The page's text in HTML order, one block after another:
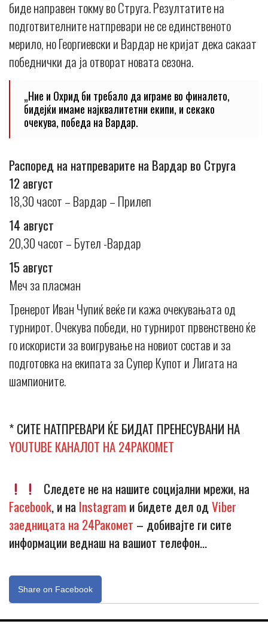
биде направен токму во Струга. Резултатите на
подготвителните натпревари не се единственото
мерило, но Георгиевски и Вардар не кријат дека сакаат
победнички да ја отворат новата сезона.
„Ние и Охрид би требало да играме во финалето,
бидејќи имаме најквалитетни екипи, и секако
очекува, победа на Вардар.
Распоред на натпреварите на Вардар во Струга
12 август
18,30 часот – Вардар – Прилеп
14 август
20,30 часот – Бутел -Вардар
15 август
Меч за пласман
Тренерот Иван Чупиќ веќе ги кажа очекувањата од
турнирот. Очекува победи, но турнирот првенствено ќе
го искористи за воигрување на новиот состав и за
подготовка на екипата за Супер Купот и Лигата на
шампионите.
* СИТЕ НАТПРЕВАРИ ЌЕ БИДАТ ПРЕНЕСУВАНИ НА
YOUTUBE КАНАЛОТ НА 24РАКОМЕТ
Следете не на нашите социјални мрежи, на
Facebook, и наInstagramи бидете дел одViber
заедницата на 24Ракомет – добивајте ги сите
информации веднаш на вашиот телефон…
Share on Facebook